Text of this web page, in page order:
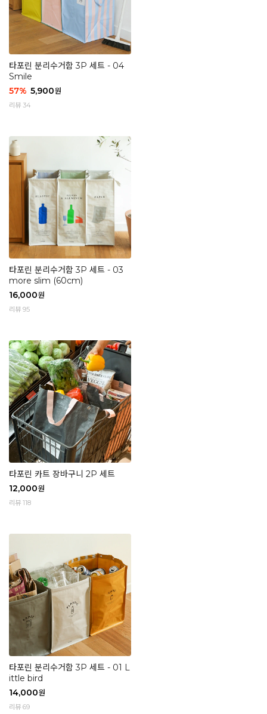
타포린 분리수거함 3P 세트 - 04
Smile
57% 5,900원
리뷰 34
타포린 분리수거함 3P 세트 - 03
more slim (60cm)
16,000원
리뷰 95
타포린 카트 장바구니 2P 세트
12,000원
리뷰 118
타포린 분리수거함 3P 세트 - 01 L
ittle bird
14,000원
리뷰 69